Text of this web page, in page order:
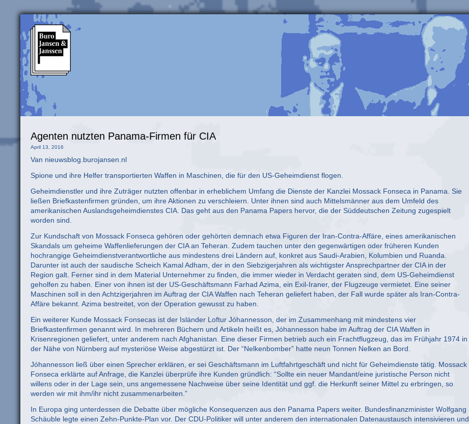
Agenten nutzten Panama-Firmen für CIA
April 13, 2016
Van nieuwsblog.burojansen.nl
Spione und ihre Helfer transportierten Waffen in Maschinen, die für den US-Geheimdienst flogen.
Geheimdienstler und ihre Zuträger nutzten offenbar in erheblichem Umfang die Dienste der Kanzlei Mossack Fonseca in Panama. Sie
ließen Briefkastenfirmen gründen, um ihre Aktionen zu verschleiern. Unter ihnen sind auch Mittelsmänner aus dem Umfeld des
amerikanischen Auslandsgeheimdienstes CIA. Das geht aus den Panama Papers hervor, die der Süddeutschen Zeitung zugespielt
worden sind.
Zur Kundschaft von Mossack Fonseca gehören oder gehörten demnach etwa Figuren der Iran-Contra-Affäre, eines amerikanischen
Skandals um geheime Waffenlieferungen der CIA an Teheran. Zudem tauchen unter den gegenwärtigen oder früheren Kunden
hochrangige Geheimdienstverantwortliche aus mindestens drei Ländern auf, konkret aus Saudi-Arabien, Kolumbien und Ruanda.
Darunter ist auch der saudische Scheich Kamal Adham, der in den Siebzigerjahren als wichtigster Ansprechpartner der CIA in der
Region galt. Ferner sind in dem Material Unternehmer zu finden, die immer wieder in Verdacht geraten sind, dem US-Geheimdienst
geholfen zu haben. Einer von ihnen ist der US-Geschäftsmann Farhad Azima, ein Exil-Iraner, der Flugzeuge vermietet. Eine seiner
Maschinen soll in den Achtzigerjahren im Auftrag der CIA Waffen nach Teheran geliefert haben, der Fall wurde später als Iran-Contra-
Affäre bekannt. Azima bestreitet, von der Operation gewusst zu haben.
Ein weiterer Kunde Mossack Fonsecas ist der Isländer Loftur Jóhannesson, der im Zusammenhang mit mindestens vier
Briefkastenfirmen genannt wird. In mehreren Büchern und Artikeln heißt es, Jóhannesson habe im Auftrag der CIA Waffen in
Krisenregionen geliefert, unter anderem nach Afghanistan. Eine dieser Firmen betrieb auch ein Frachtflugzeug, das im Frühjahr 1974 in
der Nähe von Nürnberg auf mysteriöse Weise abgestürzt ist. Der “Nelkenbomber” hatte neun Tonnen Nelken an Bord.
Jóhannesson ließ über einen Sprecher erklären, er sei Geschäftsmann im Luftfahrtgeschäft und nicht für Geheimdienste tätig. Mossack
Fonseca erklärte auf Anfrage, die Kanzlei überprüfe ihre Kunden gründlich: “Sollte ein neuer Mandant/eine juristische Person nicht
willens oder in der Lage sein, uns angemessene Nachweise über seine Identität und ggf. die Herkunft seiner Mittel zu erbringen, so
werden wir mit ihm/ihr nicht zusammenarbeiten.”
In Europa ging unterdessen die Debatte über mögliche Konsequenzen aus den Panama Papers weiter. Bundesfinanzminister Wolfgang
Schäuble legte einen Zehn-Punkte-Plan vor. Der CDU-Politiker will unter anderem den internationalen Datenaustausch intensivieren und